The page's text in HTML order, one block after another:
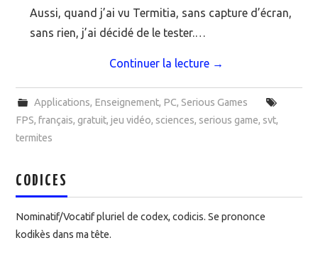
Aussi, quand j’ai vu Termitia, sans capture d’écran,
sans rien, j’ai décidé de le tester.…
Continuer la lecture →
Applications, Enseignement, PC, Serious Games
FPS,français,gratuit,jeu vidéo, sciences, serious game, svt,
termites
CODICES
Nominatif/Vocatif pluriel de codex, codicis. Se prononce
kodikès dans ma tête.